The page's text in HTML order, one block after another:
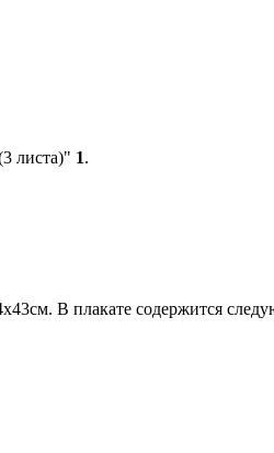
листа)" 1.
В плакате содержится